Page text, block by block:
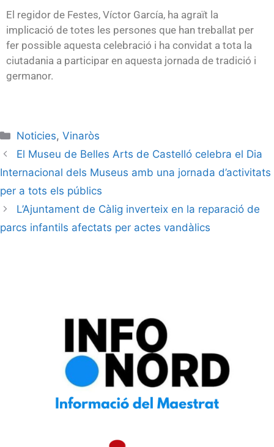
El regidor de Festes, Víctor García, ha agraït la
implicació de totes les persones que han treballat per
fer possible aquesta celebració i ha convidat a tota la
ciutadania a participar en aquesta jornada de tradició i
germanor.
Noticies,Vinaròs
El Museu de Belles Arts de Castelló celebra el Dia
Internacional dels Museus amb una jornada d’activitats
per a tots els públics
L’Ajuntament de Càlig inverteix en la reparació de
parcs infantils afectats per actes vandàlics